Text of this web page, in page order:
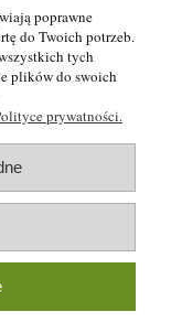
poprawne
do Twoich potrzeb.
tych
plików do swoich
prywatności.